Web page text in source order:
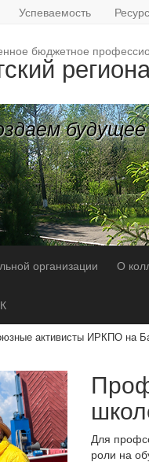
Успеваемость
бюджетное
будущее
организации О
активисты ИРКПО на
Для
роли на